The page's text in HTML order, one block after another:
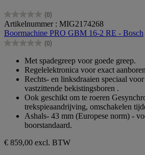
(0)
0.0
van
de
5
Artikelnummer : MIG2174268
Boormachine PRO GBM 16-2 RE - Bosch
(0)
0.0
sterren.
Met spadegreep voor goede greep.
Regelelektronica voor exact
Rechts- en linksdraaien speciaal
vastzittende bekistingsboren .
Ook geschikt om te roeren
trekspieaandrijving, omschakelen
Ashals- 43 mm (Europese norm) -
boorstandaard.
€ 859,00 excl. BTW